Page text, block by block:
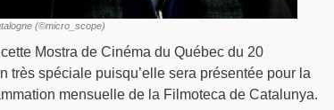
(©micro_scope)
Mostra de Cinéma du Québec du 20
très spéciale puisqu’elle sera présentée pour la
mensuelle de la Filmoteca de Catalunya.